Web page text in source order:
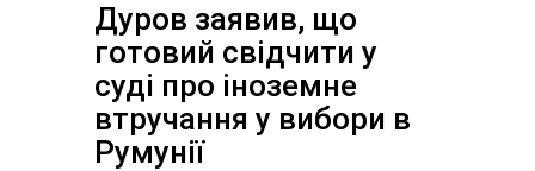
Дуров заявив, що
готовий свідчити у
суді про іноземне
втручання у вибори в
Румунії